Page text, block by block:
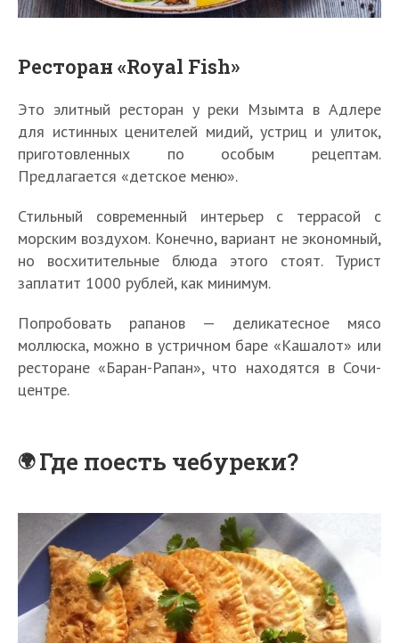
Ресторан «Royal Fish»
Это элитный ресторан у реки Мзымта в Адлере
для истинных ценителей мидий, устриц и улиток,
приготовленных по особым рецептам.
Предлагается «детское меню».
Стильный современный интерьер с террасой с
морским воздухом. Конечно, вариант не экономный,
но восхитительные блюда этого стоят. Турист
заплатит 1000 рублей, как минимум.
Попробовать рапанов — деликатесное мясо
моллюска, можно в устричном баре «Кашалот» или
ресторане «Баран-Рапан», что находятся в Сочи-
центре.
Где поесть чебуреки?